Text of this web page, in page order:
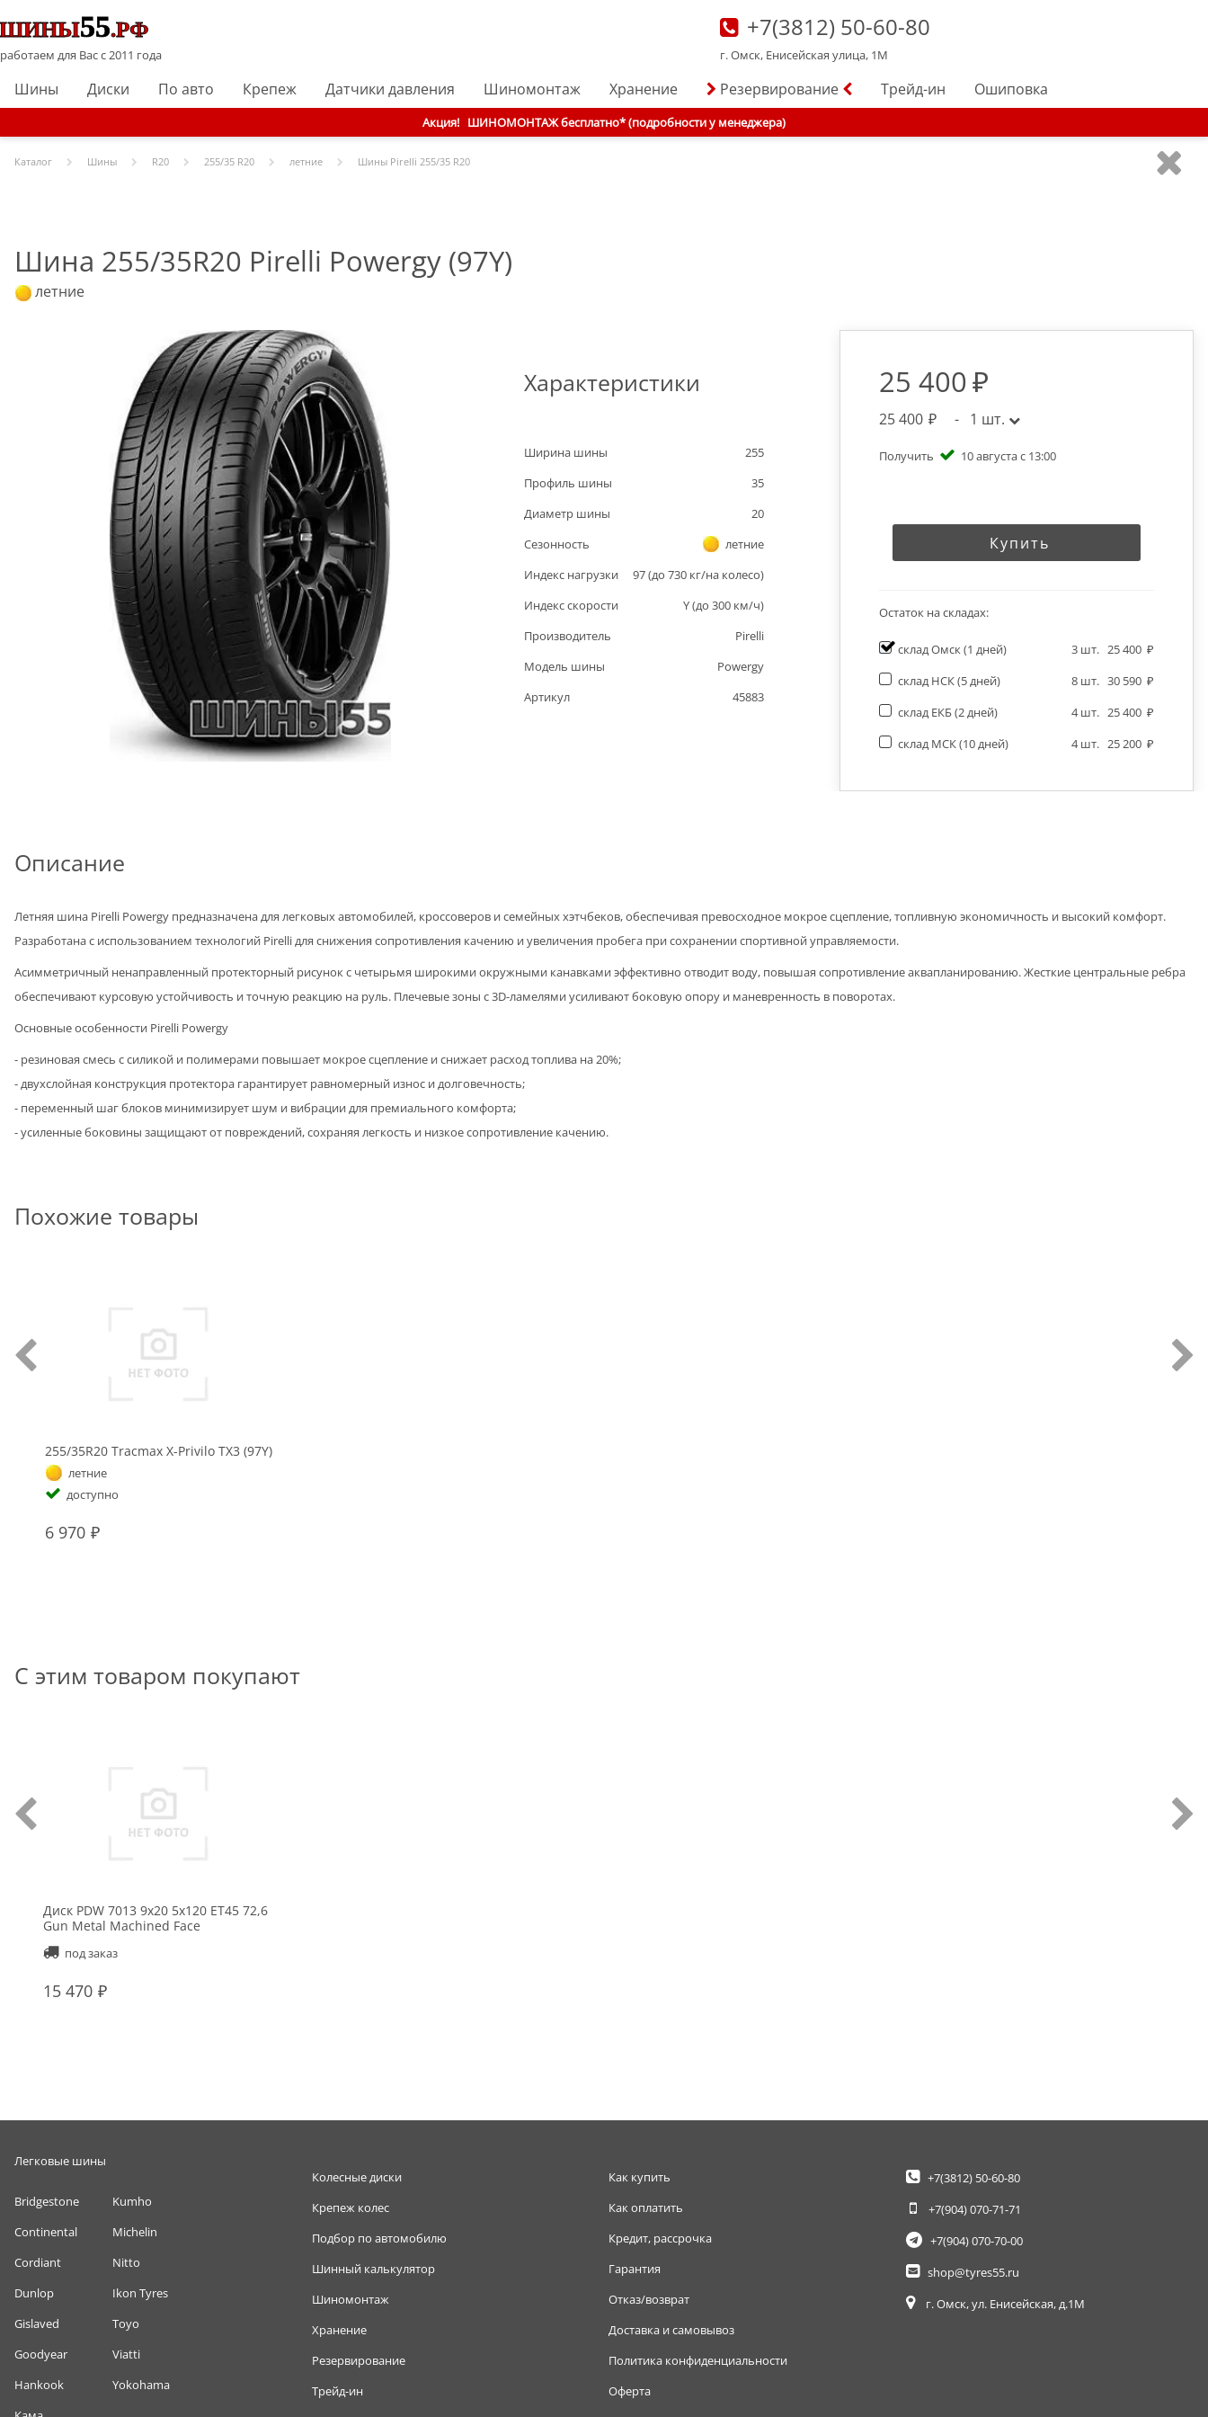
работаем для Вас с 2011 года
+7(3812) 50-60-80
г. Омск, Енисейская улица, 1М
Шины Диски По авто Крепеж Датчики давления Шиномонтаж Хранение Резервирование Трейд-ин Ошиповка
Акция! ШИНОМОНТАЖ бесплатно* (подробности у менеджера)
Каталог Шины R20 255/35 R20 летние Шины Pirelli 255/35 R20
Шина 255/35R20 Pirelli Powergy (97Y)
летние
Характеристики
Ширина шины
255
Профиль шины
35
Диаметр шины
20
Сезонность
летние
Индекс нагрузки
97(до730 кг/на колесо)
Индекс скорости
Y(до300 км/ч)
Производитель
Pirelli
Модель шины
Powergy
Артикул
45883
25 400
25 400 - 1 шт.
Получить 10 августа с 13:00
Купить
Остаток на складах:
склад Омск(1 дней) 3 шт. 25 400
склад НСК(5 дней) 8 шт. 30 590
склад ЕКБ(2 дней) 4шт. 25 400
склад МСК(10 дней) 4шт. 25 200
Описание
Летняя шина Pirelli Powergy предназначена для легковых автомобилей, кроссоверов и семейных хэтчбеков, обеспечивая превосходное мокрое сцепление, топливную экономичность и высокий комфорт.
Разработана с использованием технологий Pirelli для снижения сопротивления качению и увеличения пробега при сохранении спортивной управляемости.
Асимметричный ненаправленный протекторный рисунок с четырьмя широкими окружными канавками эффективно отводит воду, повышая сопротивление аквапланированию. Жесткие центральные ребра
обеспечивают курсовую устойчивость и точную реакцию на руль. Плечевые зоны с 3D-ламелями усиливают боковую опору и маневренность в поворотах.
Основные особенности Pirelli Powergy
- резиновая смесь с силикой и полимерами повышает мокрое сцепление и снижает расход топлива на 20%;
- двухслойная конструкция протектора гарантирует равномерный износ и долговечность;
- переменный шаг блоков минимизирует шум и вибрации для премиального комфорта;
- усиленные боковины защищают от повреждений, сохраняя легкость и низкое сопротивление качению.
Похожие товары
255/35R20 Tracmax X-Privilo TX3 (97Y)
летние
доступно
6 970
С этим товаром покупают
Диск PDW 7013 9x20 5x120 ET45 72,6
Gun Metal Machined Face
под заказ
15 470
Легковые шины
Bridgestone
Continental
Cordiant
Dunlop
Gislaved
Goodyear
Hankook
Kumho
Michelin
Nitto
Ikon Tyres
Toyo
Viatti
Yokohama
Колесные диски
Крепеж колес
Подбор по автомобилю
Шинный калькулятор
Шиномонтаж
Хранение
Резервирование
Трейд-ин
Как купить
Как оплатить
Кредит, рассрочка
Гарантия
Отказ/возврат
Доставка и самовывоз
Политика конфиденциальности
Оферта
+7(3812)50-60-80
+7(904)070-71-71
+7(904)070-70-00
shop@tyres55.ru
г. Омск, ул. Енисейская, д.1М